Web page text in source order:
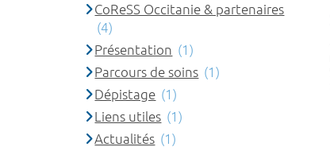
CoReSS Occitanie & partenaires
(4)
Présentation (1)
Parcours de soins (1)
Dépistage (1)
Liens utiles (1)
Actualités (1)